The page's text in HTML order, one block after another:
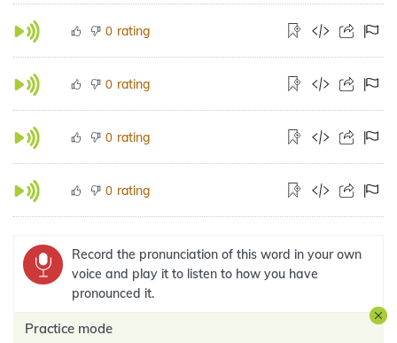
0 rating
0 rating
0 rating
0 rating
Record the pronunciation of this word in your own
voice and play it to listen to how you have
pronounced it.
Practice mode